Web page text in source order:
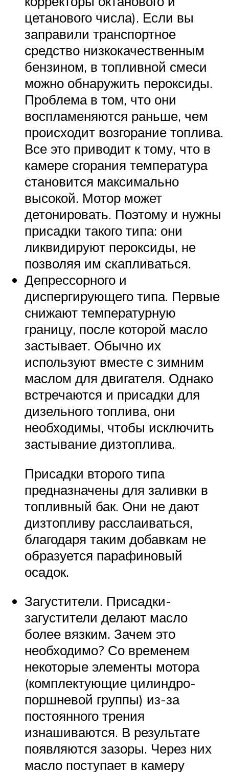
цетанового числа). Если вы
заправили транспортное
средство низкокачественным
бензином, в топливной смеси
можно обнаружить пероксиды.
Проблема в том, что они
воспламеняются раньше, чем
происходит возгорание топлива.
Все это приводит к тому, что в
камере сгорания температура
становится максимально
высокой. Мотор может
детонировать. Поэтому и нужны
присадки такого типа: они
ликвидируют пероксиды, не
позволяя им скапливаться.
Депрессорного и
диспергирующего типа. Первые
снижают температурную
границу, после которой масло
застывает. Обычно их
используют вместе с зимним
маслом для двигателя. Однако
встречаются и присадки для
дизельного топлива, они
необходимы, чтобы исключить
застывание дизтоплива.
Присадки второго типа
предназначены для заливки в
топливный бак. Они не дают
дизтопливу расслаиваться,
благодаря таким добавкам не
образуется парафиновый
осадок.
Загустители. Присадки-
загустители делают масло
более вязким. Зачем это
необходимо? Со временем
некоторые элементы мотора
(комплектующие цилиндро-
поршневой группы) из-за
постоянного трения
изнашиваются. В результате
появляются зазоры. Через них
масло поступает в камеру